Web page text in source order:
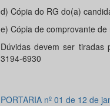
d) Cópia do RG do(a)
e) Cópia de comprovante de
Dúvidas devem ser tiradas
3194-6930
PORTARIA nº 01 de 12 de